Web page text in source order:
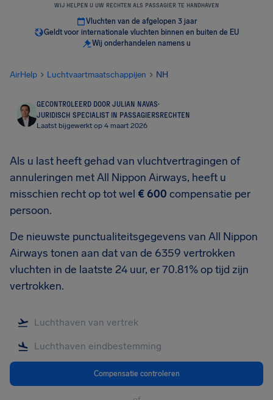
WIJ HELPEN U UW RECHTEN ALS PASSAGIER TE HANDHAVEN
Vluchten van de afgelopen 3 jaar
Geldt voor internationale vluchten binnen en buiten de EU
Wij onderhandelen namens u
AirHelp Luchtvaartmaatschappijen NH
GECONTROLEERD DOOR JULIAN NAVAS·
JURIDISCH SPECIALIST IN PASSAGIERSRECHTEN
Laatst bijgewerkt op 4 maart 2026
Als u last heeft gehad van vluchtvertragingen of
annuleringen met All Nippon Airways, heeft u
misschien recht op tot wel € 600 compensatie per
persoon.
De nieuwste punctualiteitsgegevens van All Nippon
Airways tonen aan dat van de 6359 vertrokken
vluchten in de laatste 24 uur, er 70.81% op tijd zijn
vertrokken.
Compensatie controleren